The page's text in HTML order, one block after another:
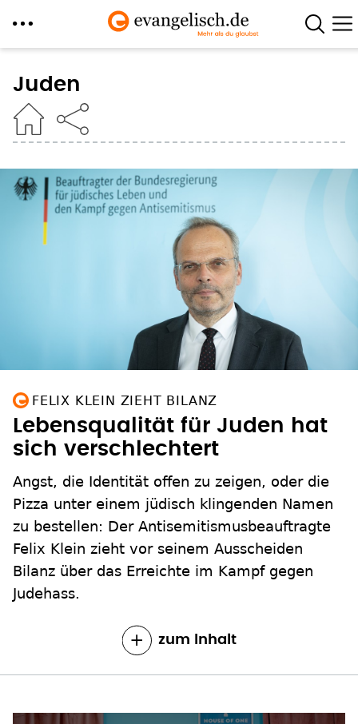
zum
Inhalt
Juden
FELIX KLEIN ZIEHT BILANZ
Lebensqualität für Juden hat
sich verschlechtert
Angst, die Identität offen zu zeigen, oder die
Pizza unter einem jüdisch klingenden Namen
zu bestellen: Der Antisemitismusbeauftragte
Felix Klein zieht vor seinem Ausscheiden
Bilanz über das Erreichte im Kampf gegen
Judehass.
zum Inhalt